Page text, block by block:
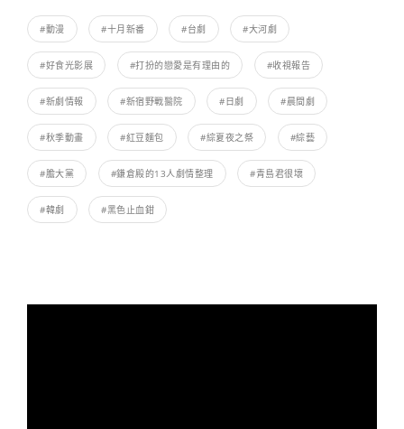
#動漫 #十月新番 #台劇 #大河劇
#好食光影展 #打扮的戀愛是有理由的 #收視報告
#新劇情報 #新宿野戰醫院 #日劇 #晨間劇
#秋季動畫 #紅豆麵包 #綜夏夜之祭 #綜藝
#膽大黨 #鎌倉殿的13人劇情整理 #青島君很壞
#韓劇 #黑色止血鉗